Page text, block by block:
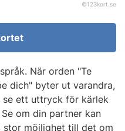
©123kort.se
När orden "Te
dich" byter ut varandra,
se ett uttryck för kärlek
om din partner kan
stor möjlighet till det om